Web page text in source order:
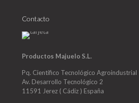
Contacto
Productos Majuelo S.L.
Pq. Científico Tecnológico Agroindustrial
Av. Desarrollo Tecnológico 2
11591 Jerez ( Cádiz ) España